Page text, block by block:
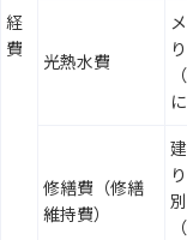
経
費
光熱水費
修繕費（修繕
維持費）